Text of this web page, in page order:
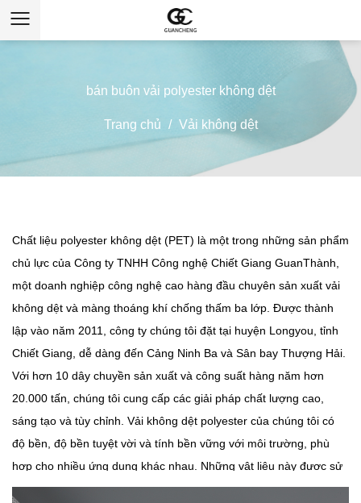
bán buôn vải polyester không dệt
Trang chủ / Vải không dệt
Chất liệu polyester không dệt (PET) là một trong những sản phẩm
chủ lực của Công ty TNHH Công nghệ Chiết Giang GuanThành,
một doanh nghiệp công nghệ cao hàng đầu chuyên sản xuất vải
không dệt và màng thoáng khí chống thấm ba lớp. Được thành
lập vào năm 2011, công ty chúng tôi đặt tại huyện Longyou, tỉnh
Chiết Giang, dễ dàng đến Cảng Ninh Ba và Sân bay Thượng Hải.
Với hơn 10 dây chuyền sản xuất và công suất hàng năm hơn
20.000 tấn, chúng tôi cung cấp các giải pháp chất lượng cao,
sáng tạo và tùy chỉnh. Vải không dệt polyester của chúng tôi có
độ bền, độ bền tuyệt vời và tính bền vững với môi trường, phù
hợp cho nhiều ứng dụng khác nhau. Những vật liệu này được sử
dụng rộng rãi trong các ngành công nghiệp như xây dựng, ô tô và